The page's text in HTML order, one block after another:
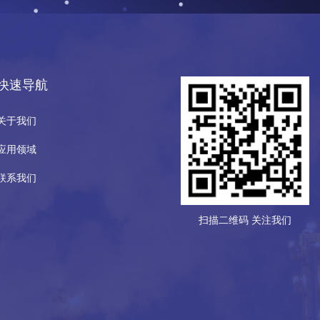
速导航
于我们
用领域
系我们
扫描二维码 关注我们